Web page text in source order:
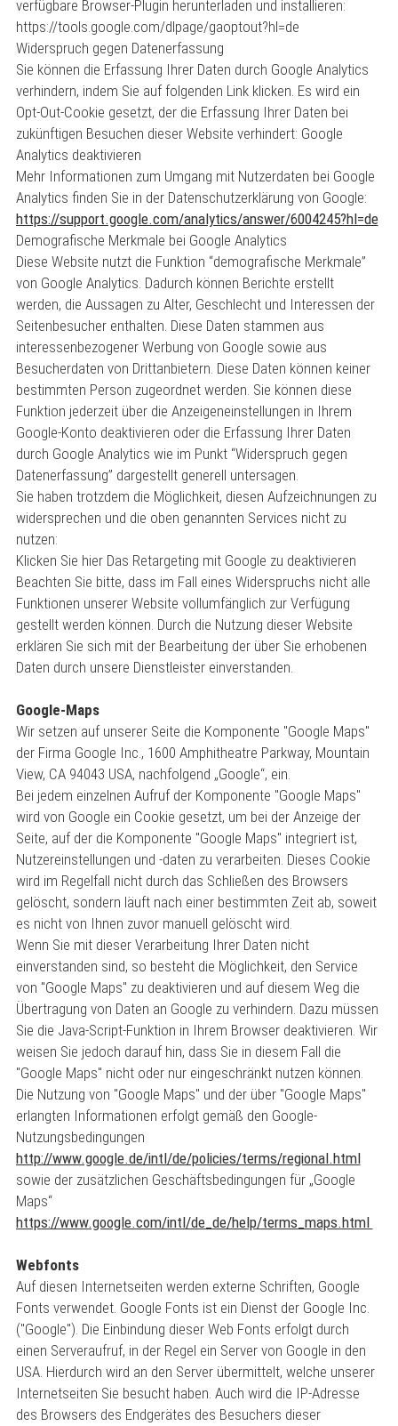
verfügbare Browser-Plugin herunterladen und installieren:
https://tools.google.com/dlpage/gaoptout?hl=de
Widerspruch gegen Datenerfassung
Sie können die Erfassung Ihrer Daten durch Google Analytics
verhindern, indem Sie auf folgenden Link klicken. Es wird ein
Opt-Out-Cookie gesetzt, der die Erfassung Ihrer Daten bei
zukünftigen Besuchen dieser Website verhindert: Google
Analytics deaktivieren
Mehr Informationen zum Umgang mit Nutzerdaten bei Google
Analytics finden Sie in der Datenschutzerklärung von Google:
https://support.google.com/analytics/answer/6004245?hl=de
Demografische Merkmale bei Google Analytics
Diese Website nutzt die Funktion “demografische Merkmale”
von Google Analytics. Dadurch können Berichte erstellt
werden, die Aussagen zu Alter, Geschlecht und Interessen der
Seitenbesucher enthalten. Diese Daten stammen aus
interessenbezogener Werbung von Google sowie aus
Besucherdaten von Drittanbietern. Diese Daten können keiner
bestimmten Person zugeordnet werden. Sie können diese
Funktion jederzeit über die Anzeigeneinstellungen in Ihrem
Google-Konto deaktivieren oder die Erfassung Ihrer Daten
durch Google Analytics wie im Punkt “Widerspruch gegen
Datenerfassung” dargestellt generell untersagen.
Sie haben trotzdem die Möglichkeit, diesen Aufzeichnungen zu
widersprechen und die oben genannten Services nicht zu
nutzen:
Klicken Sie hier Das Retargeting mit Google zu deaktivieren
Beachten Sie bitte, dass im Fall eines Widerspruchs nicht alle
Funktionen unserer Website vollumfänglich zur Verfügung
gestellt werden können. Durch die Nutzung dieser Website
erklären Sie sich mit der Bearbeitung der über Sie erhobenen
Daten durch unsere Dienstleister einverstanden.
Google-Maps
Wir setzen auf unserer Seite die Komponente "Google Maps"
der Firma Google Inc., 1600 Amphitheatre Parkway, Mountain
View, CA 94043 USA, nachfolgend „Google“, ein.
Bei jedem einzelnen Aufruf der Komponente "Google Maps"
wird von Google ein Cookie gesetzt, um bei der Anzeige der
Seite, auf der die Komponente "Google Maps" integriert ist,
Nutzereinstellungen und -daten zu verarbeiten. Dieses Cookie
wird im Regelfall nicht durch das Schließen des Browsers
gelöscht, sondern läuft nach einer bestimmten Zeit ab, soweit
es nicht von Ihnen zuvor manuell gelöscht wird.
Wenn Sie mit dieser Verarbeitung Ihrer Daten nicht
einverstanden sind, so besteht die Möglichkeit, den Service
von "Google Maps" zu deaktivieren und auf diesem Weg die
Übertragung von Daten an Google zu verhindern. Dazu müssen
Sie die Java-Script-Funktion in Ihrem Browser deaktivieren. Wir
weisen Sie jedoch darauf hin, dass Sie in diesem Fall die
"Google Maps" nicht oder nur eingeschränkt nutzen können.
Die Nutzung von "Google Maps" und der über "Google Maps"
erlangten Informationen erfolgt gemäß den Google-
Nutzungsbedingungen
http://www.google.de/intl/de/policies/terms/regional.html
sowie der zusätzlichen Geschäftsbedingungen für „Google
Maps“
https://www.google.com/intl/de_de/help/terms_maps.html
Webfonts
Auf diesen Internetseiten werden externe Schriften, Google
Fonts verwendet. Google Fonts ist ein Dienst der Google Inc.
("Google"). Die Einbindung dieser Web Fonts erfolgt durch
einen Serveraufruf, in der Regel ein Server von Google in den
USA. Hierdurch wird an den Server übermittelt, welche unserer
Internetseiten Sie besucht haben. Auch wird die IP-Adresse
des Browsers des Endgerätes des Besuchers dieser